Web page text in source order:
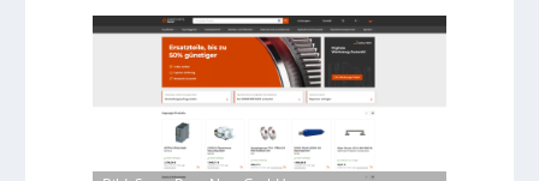
f
ü
d
i
l
l
e
n
t